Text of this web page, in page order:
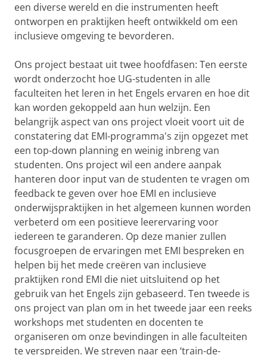
een diverse wereld en die instrumenten heeft
ontworpen en praktijken heeft ontwikkeld om een
inclusieve omgeving te bevorderen.
Ons project bestaat uit twee hoofdfasen: Ten eerste
wordt onderzocht hoe UG-studenten in alle
faculteiten het leren in het Engels ervaren en hoe dit
kan worden gekoppeld aan hun welzijn. Een
belangrijk aspect van ons project vloeit voort uit de
constatering dat EMI-programma's zijn opgezet met
een top-down planning en weinig inbreng van
studenten. Ons project wil een andere aanpak
hanteren door input van de studenten te vragen om
feedback te geven over hoe EMI en inclusieve
onderwijspraktijken in het algemeen kunnen worden
verbeterd om een positieve leerervaring voor
iedereen te garanderen. Op deze manier zullen
focusgroepen de ervaringen met EMI bespreken en
helpen bij het mede creëren van inclusieve
praktijken rond EMI die niet uitsluitend op het
gebruik van het Engels zijn gebaseerd. Ten tweede is
ons project van plan om in het tweede jaar een reeks
workshops met studenten en docenten te
organiseren om onze bevindingen in alle faculteiten
te verspreiden. We streven naar een ‘train-de-